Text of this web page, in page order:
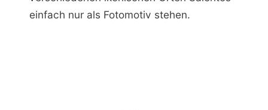
einfach nur als Fotomotiv stehen.